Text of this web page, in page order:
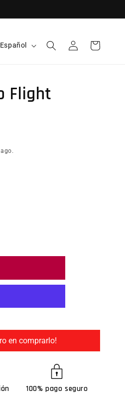
Idioma
Español Iniciar sesiónCarrito
Flight
Pro Flight Rudder Pedals
G Saitek Pro Flight
en comprarlo!
100% pago seguro